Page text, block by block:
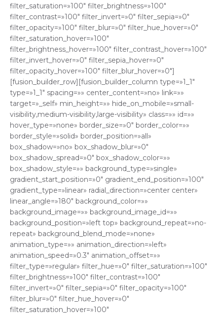
filter_saturation=»100″ filter_brightness=»100″
filter_contrast=»100″ filter_invert=»0″ filter_sepia=»0″
filter_opacity=»100″ filter_blur=»0″ filter_hue_hover=»0″
filter_saturation_hover=»100″
filter_brightness_hover=»100″ filter_contrast_hover=»100″
filter_invert_hover=»0″ filter_sepia_hover=»0″
filter_opacity_hover=»100″ filter_blur_hover=»0″]
[fusion_builder_row][fusion_builder_column type=»1_1″
type=»1_1″ spacing=»» center_content=»no» link=»»
target=»_self» min_height=»» hide_on_mobile=»small-
visibility,medium-visibility,large-visibility» class=»» id=»»
hover_type=»none» border_size=»0″ border_color=»»
border_style=»solid» border_position=»all»
box_shadow=»no» box_shadow_blur=»0″
box_shadow_spread=»0″ box_shadow_color=»»
box_shadow_style=»» background_type=»single»
gradient_start_position=»0″ gradient_end_position=»100″
gradient_type=»linear» radial_direction=»center center»
linear_angle=»180″ background_color=»»
background_image=»» background_image_id=»»
background_position=»left top» background_repeat=»no-
repeat» background_blend_mode=»none»
animation_type=»» animation_direction=»left»
animation_speed=»0.3″ animation_offset=»»
filter_type=»regular» filter_hue=»0″ filter_saturation=»100″
filter_brightness=»100″ filter_contrast=»100″
filter_invert=»0″ filter_sepia=»0″ filter_opacity=»100″
filter_blur=»0″ filter_hue_hover=»0″
filter_saturation_hover=»100″